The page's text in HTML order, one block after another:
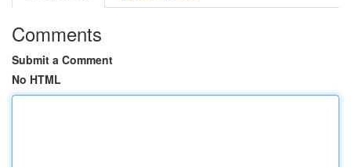
Comments
Submit a Comment
No HTML